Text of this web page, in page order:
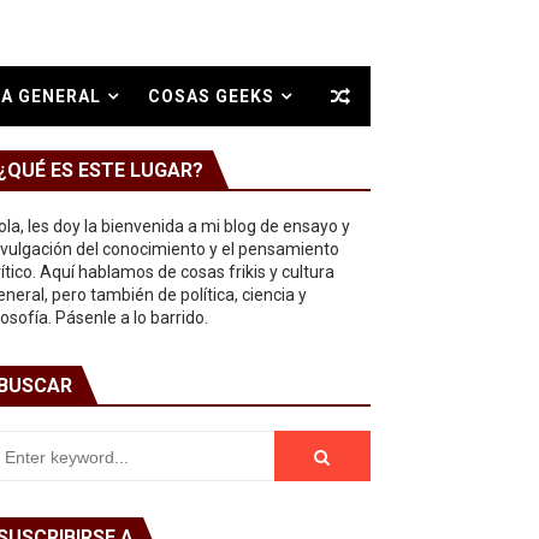
GENERAL COSAS GEEKS
ES ESTE LUGAR?
les doy la bienvenida a mi blog de ensayo y
del conocimiento y el pensamiento
Aquí hablamos de cosas frikis y cultura
pero también de política, ciencia y
Pásenle a lo barrido.